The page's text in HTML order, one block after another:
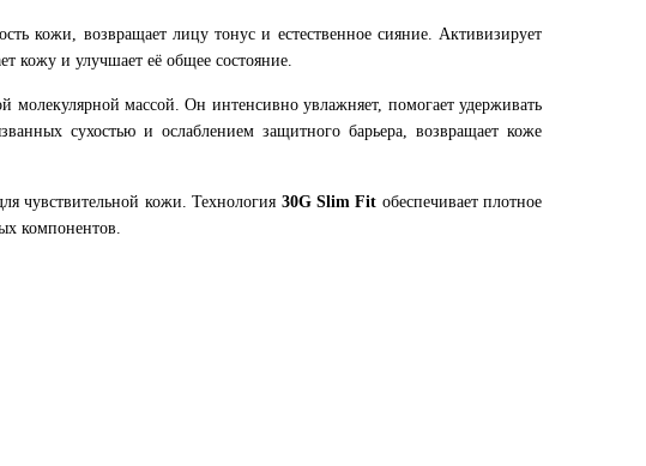
кожи, возвращает лицу тонус и естественное сияние. Активизирует
кожу и улучшает её общее состояние.
молекулярной массой. Он интенсивно увлажняет, помогает удерживать
сухостью и ослаблением защитного барьера, возвращает коже
чувствительной кожи. Технология 30G Slim Fit обеспечивает плотное
компонентов.